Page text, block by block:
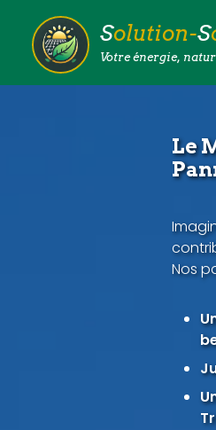
Solution-S
Votre énergie,
Le
Nos